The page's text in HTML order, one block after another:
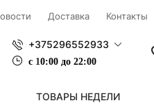
Доставка Контакты
+375296552933
с 1 0:00 до 22:00
ТОВАРЫ НЕДЕЛИ